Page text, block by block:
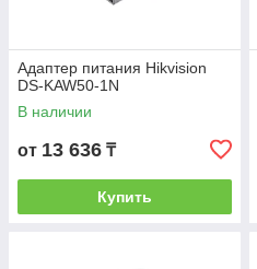
Адаптер питания Hikvision
DS-KAW50-1N
В наличии
от 13 636 ₸
Купить